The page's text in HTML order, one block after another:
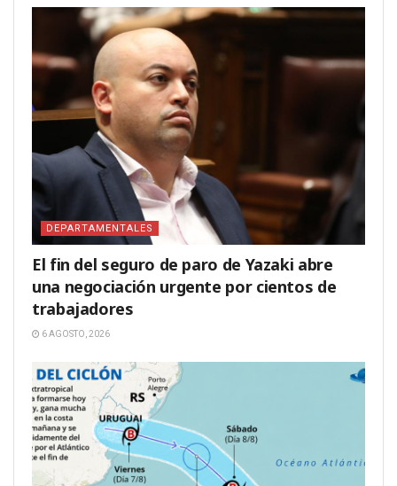
DEPARTAMENTALES
El fin del seguro de paro de Yazaki abre
una negociación urgente por cientos de
trabajadores
6 AGOSTO, 2026